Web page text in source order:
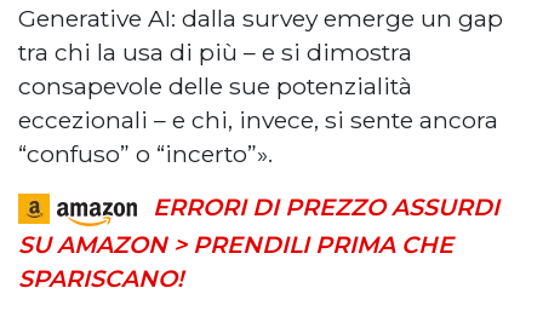
Generative AI: dalla survey emerge un gap
tra chi la usa di più – e si dimostra
consapevole delle sue potenzialità
eccezionali – e chi, invece, si sente ancora
“confuso” o “incerto”».
ERRORI DI PREZZO ASSURDI
SU AMAZON > PRENDILI PRIMA CHE
SPARISCANO!